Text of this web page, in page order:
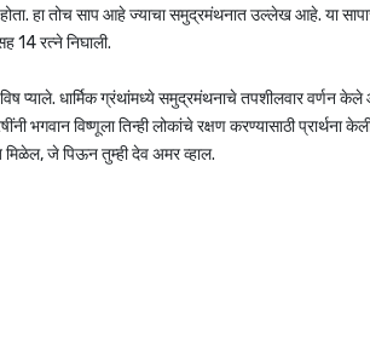
होता. हा तोच साप आहे ज्याचा समुद्रमंथनात उल्लेख आहे. या
14 रत्ने निघाली.
प्याले. धार्मिक ग्रंथांमध्ये समुद्रमंथनाचे तपशीलवार वर्णन केले
भगवान विष्णूला तिन्ही लोकांचे रक्षण करण्यासाठी प्रार्थना
जे पिऊन तुम्ही देव अमर व्हाल.